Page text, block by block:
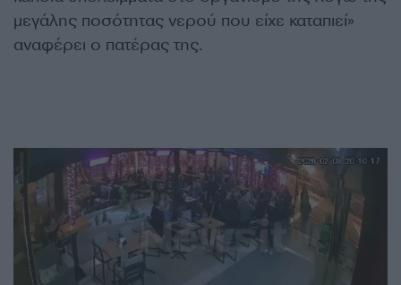
μεγάλης ποσότητας νερού που είχε καταπιεί»
αναφέρει ο πατέρας της.